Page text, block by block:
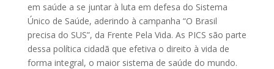
em saúde a se juntar à luta em defesa do Sistema
Único de Saúde, aderindo à campanha “O Brasil
precisa do SUS”, da Frente Pela Vida. As PICS são parte
dessa política cidadã que efetiva o direito à vida de
forma integral, o maior sistema de saúde do mundo.